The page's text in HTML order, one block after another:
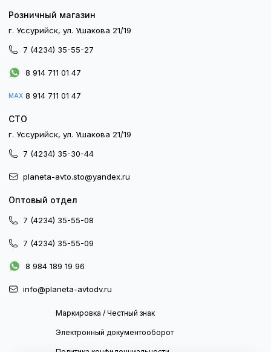
Розничный магазин
г. Уссурийск, ул. Ушакова 21/19
7 (4234) 35-55-27
8 914 711 01 47
MAX 8 914 711 01 47
СТО
г. Уссурийск, ул. Ушакова 21/19
7 (4234) 35-30-44
planeta-avto.sto@yandex.ru
Оптовый отдел
7 (4234) 35-55-08
7 (4234) 35-55-09
8 984 189 19 96
info@planeta-avtodv.ru
Маркировка / Честный знак
Электронный документооборот